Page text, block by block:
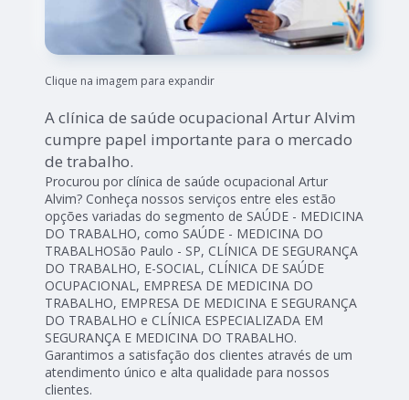
Clique na imagem para expandir
A clínica de saúde ocupacional Artur Alvim
cumpre papel importante para o mercado
de trabalho.
Procurou por clínica de saúde ocupacional Artur
Alvim? Conheça nossos serviços entre eles estão
opções variadas do segmento de SAÚDE - MEDICINA
DO TRABALHO, como SAÚDE - MEDICINA DO
TRABALHOSão Paulo - SP, CLÍNICA DE SEGURANÇA
DO TRABALHO, E-SOCIAL, CLÍNICA DE SAÚDE
OCUPACIONAL, EMPRESA DE MEDICINA DO
TRABALHO, EMPRESA DE MEDICINA E SEGURANÇA
DO TRABALHO e CLÍNICA ESPECIALIZADA EM
SEGURANÇA E MEDICINA DO TRABALHO.
Garantimos a satisfação dos clientes através de um
atendimento único e alta qualidade para nossos
clientes.